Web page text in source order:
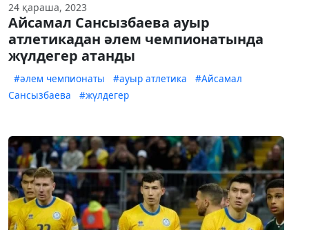
24 қараша, 2023
Айсамал Сансызбаева ауыр
атлетикадан әлем чемпионатында
жүлдегер атанды
#әлем чемпионаты #ауыр атлетика
#Айсамал
Сансызбаева
#жүлдегер